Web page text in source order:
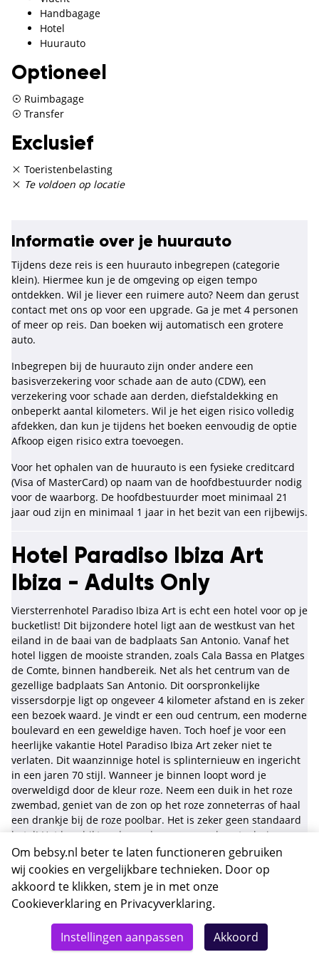
Handbagage
Hotel
Huurauto
Optioneel
Ruimbagage
Transfer
Exclusief
Toeristenbelasting
Te voldoen op locatie
Informatie over je huurauto
Tijdens deze reis is een huurauto inbegrepen (categorie
klein). Hiermee kun je de omgeving op eigen tempo
ontdekken. Wil je liever een ruimere auto? Neem dan gerust
contact met ons op voor een upgrade. Ga je met 4 personen
of meer op reis. Dan boeken wij automatisch een grotere
auto.
Inbegrepen bij de huurauto zijn onder andere een
basisverzekering voor schade aan de auto (CDW), een
verzekering voor schade aan derden, diefstaldekking en
onbeperkt aantal kilometers. Wil je het eigen risico volledig
afdekken, dan kun je tijdens het boeken eenvoudig de optie
Afkoop eigen risico extra toevoegen.
Voor het ophalen van de huurauto is een fysieke creditcard
(Visa of MasterCard) op naam van de hoofdbestuurder nodig
voor de waarborg. De hoofdbestuurder moet minimaal 21
jaar oud zijn en minimaal 1 jaar in het bezit van een rijbewijs.
Hotel Paradiso Ibiza Art
Ibiza - Adults Only
Viersterrenhotel Paradiso Ibiza Art is echt een hotel voor op je
bucketlist! Dit bijzondere hotel ligt aan de westkust van het
eiland in de baai van de badplaats San Antonio. Vanaf het
hotel liggen de mooiste stranden, zoals Cala Bassa en Platges
de Comte, binnen handbereik. Net als het centrum van de
gezellige badplaats San Antonio. Dit oorspronkelijke
vissersdorpje ligt op ongeveer 4 kilometer afstand en is zeker
een bezoek waard. Je vindt er een oud centrum, een moderne
boulevard en een geweldige haven. Toch hoef je voor een
heerlijke vakantie Hotel Paradiso Ibiza Art zeker niet te
verlaten. Dit waanzinnige hotel is splinternieuw en ingericht
in een jaren 70 stijl. Wanneer je binnen loopt word je
overweldigd door de kleur roze. Neem een duik in het roze
zwembad, geniet van de zon op het roze zonneterras of haal
een drankje bij de roze poolbar. Het is zeker geen standaard
hotel! Het beschikt onder andere over een kunstgalerie, een
kledingwinkel en zelfs een tattoostudio. Dit wordt vast en
zeker eenvakantie Ibizaom nooit meer te vergeten...
Faciliteiten Hotel Paradiso Art
- Adults Only
Details Deze reis nu boeken
Om bebsy.nl beter te laten functioneren gebruiken
wij cookies en vergelijkbare technieken. Door op
akkoord te klikken, stem je in met onze
Cookieverklaring en Privacyverklaring.
Instellingen aanpassen Akkoord